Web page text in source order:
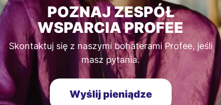
POZNAJ ZESPÓŁ
WSPARCIA PROFEE
Skontaktuj się z naszymi bohaterami Profee, jeśli
masz pytania.
Wyślij pieniądze